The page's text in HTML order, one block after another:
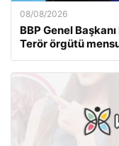
08/08/2026
BBP Genel
Terör örgütü